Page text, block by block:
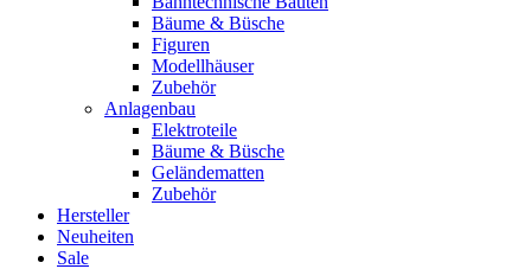
Bäume & Büsche
Figuren
Modellhäuser
Zubehör
Anlagenbau
Elektroteile
Bäume & Büsche
Geländematten
Zubehör
Hersteller
Neuheiten
Sale